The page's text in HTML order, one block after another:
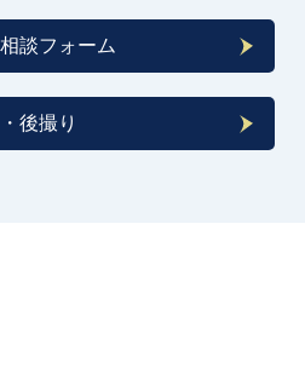
談フォーム
後撮り